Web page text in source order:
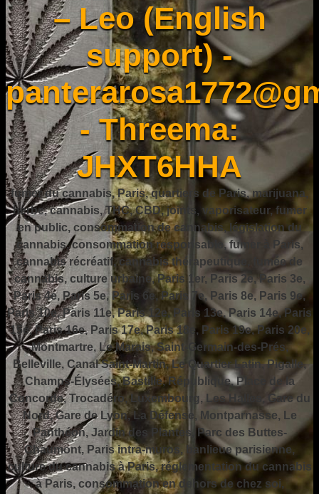
– Leo (English
support) -
- Threema:
JHXT6HHA
fumer du cannabis, Paris, quartiers de Paris, marijuana,
herbe, cannabis, THC, CBD, joints, vaporisateur, fumer
en public, consommation de cannabis, législation du
cannabis, consommation responsable, fumer à Paris,
cannabis récréatif, cannabis thérapeutique, fumée de
cannabis, culture urbaine, Paris 1er, Paris 2e, Paris 3e,
Paris 4e, Paris 5e, Paris 6e, Paris 7e, Paris 8e, Paris 9e,
Paris 10e, Paris 11e, Paris 12e, Paris 13e, Paris 14e, Paris
15e, Paris 16e, Paris 17e, Paris 18e, Paris 19e, Paris 20e,
Montmartre, Le Marais, Saint-Germain-des-Prés,
Belleville, Canal Saint-Martin, Le Quartier Latin, Pigalle,
Champs-Élysées, Bastille, République, Place de la
Concorde, Trocadéro, Luxembourg, Les Halles, Gare du
Nord, Gare de Lyon, La Défense, Montparnasse, Le
Panthéon, Jardin des Plantes, Parc des Buttes-
Chaumont, Paris intra-muros, banlieue parisienne,
culture du cannabis à Paris, réglementation du cannabis
à Paris, consommation en dehors de chez soi,